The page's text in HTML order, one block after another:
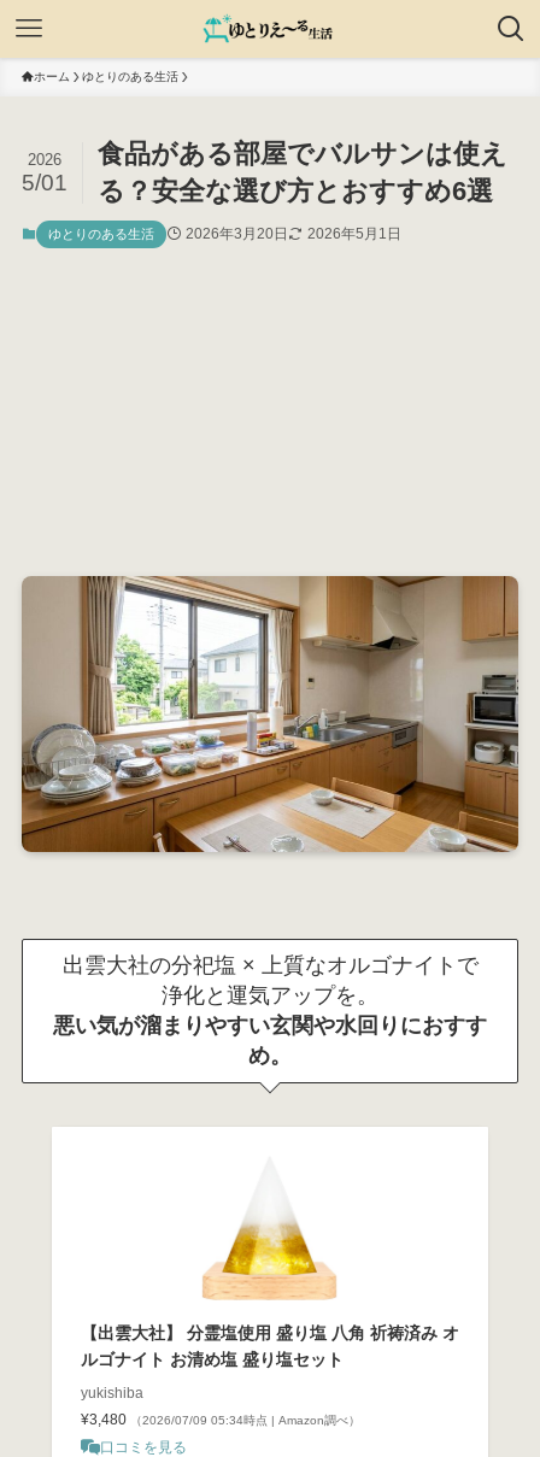
ホーム ゆとりのある生活
食品がある部屋でバルサンは使え
る？安全な選び方とおすすめ6選
2026
5/01
ゆとりのある生活 2026年3月20日 2026年5月1日
出雲大社の分祀塩 × 上質なオルゴナイトで
浄化と運気アップを。
悪い気が溜まりやすい玄関や水回りにおすす
め。
【出雲大社】 分霊塩使用 盛り塩 八角 祈祷済み オ
ルゴナイト お清め塩 盛り塩セット
yukishiba
¥3,480
（2026/07/09 05:34時点 | Amazon調べ）
口コミを見る